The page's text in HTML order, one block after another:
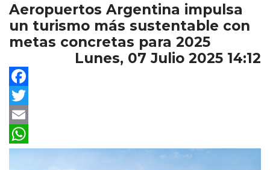
Aeropuertos Argentina impulsa
un turismo más sustentable con
metas concretas para 2025
Lunes, 07 Julio 2025 14:12
Facebook
Twitter
Email
WhatsApp